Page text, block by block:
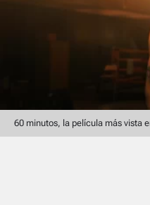
60 minutos, la película más vista